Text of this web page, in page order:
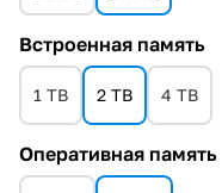
Встроенная память
1 TB 2 TB 4 TB
Оперативная память